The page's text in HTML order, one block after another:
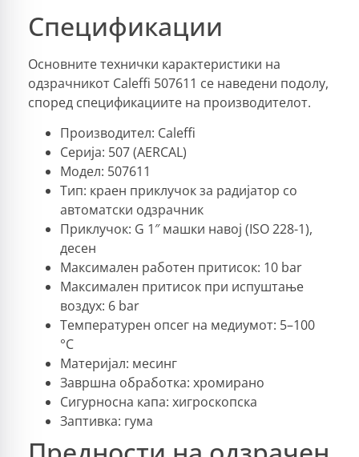
Спецификации
Основните технички карактеристики на
одзрачникот Caleffi 507611 се наведени подолу,
според спецификациите на производителот.
Производител: Caleffi
Серија: 507 (AERCAL)
Модел: 507611
Тип: краен приклучок за радијатор со
автоматски одзрачник
Приклучок: G 1″ машки навој (ISO 228-1),
десен
Максимален работен притисок: 10 bar
Максимален притисок при испуштање
воздух: 6 bar
Температурен опсег на медиумот: 5–100
°C
Материјал: месинг
Завршна обработка: хромирано
Сигурносна капа: хигроскопска
Заптивка: гума